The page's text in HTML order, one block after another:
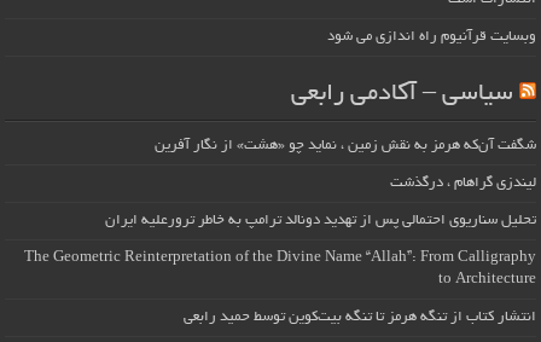
وبسایت قرآنیوم راه اندازی می شود
سیاسی – آکادمی رابعی
شگفت آن‌که هرمز به نقش زمین ، نماید چو «هشت» از نگار آفرین
لیندزی گراهام ، درگذشت
تحلیل سناریوی احتمالی پس از تهدید دونالد ترامپ به خاطر ترورعلیه ایران
The Geometric Reinterpretation of the Divine Name “Allah”: From Calligraphy
to Architecture
انتشار کتاب از تنگه هرمز تا تنگه بیت‌کوین توسط حمید رابعی